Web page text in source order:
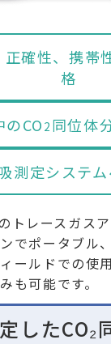
確性、携帯
格
CO 2 同位体
測定システ
トレースガス
でポータブル
ールドでの使
も可能です。
したCO₂